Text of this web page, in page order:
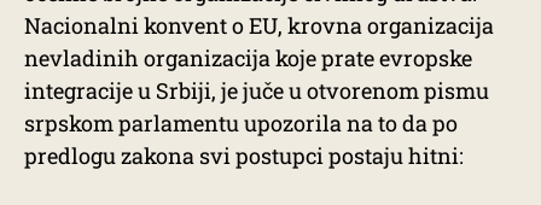
Nacionalni konvent o EU, krovna organizacija
nevladinih organizacija koje prate evropske
integracije u Srbiji, je juče u otvorenom pismu
srpskom parlamentu upozorila na to da po
predlogu zakona svi postupci postaju hitni: